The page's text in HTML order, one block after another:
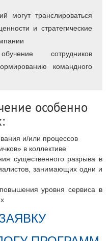
могут транслироваться
и стратегические
сотрудников
командного
особенно
и/или процессов
в коллективе
существенного разрыва в
занимающих одни и
уровня сервиса в